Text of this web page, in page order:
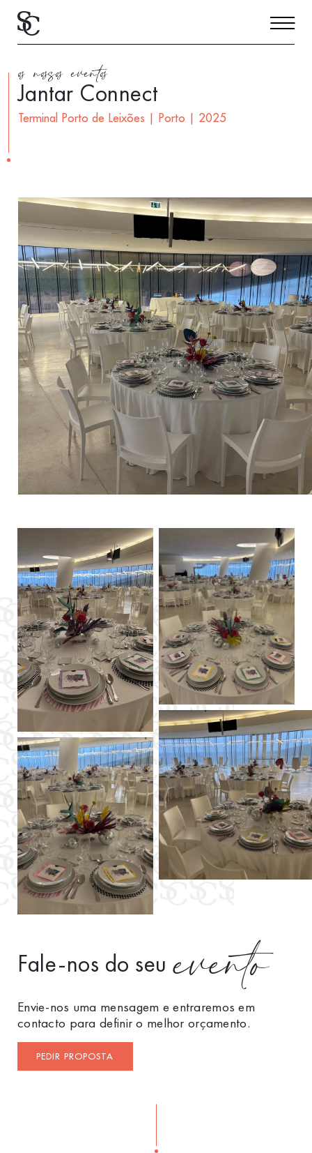
os nossos eventos
Jantar Connect
Terminal Porto de Leixões | Porto | 2025
Fale-nos do seuevento
Envie-nos uma mensagem e entraremos em
contacto para definir o melhor orçamento.
PEDIR PROPOSTA